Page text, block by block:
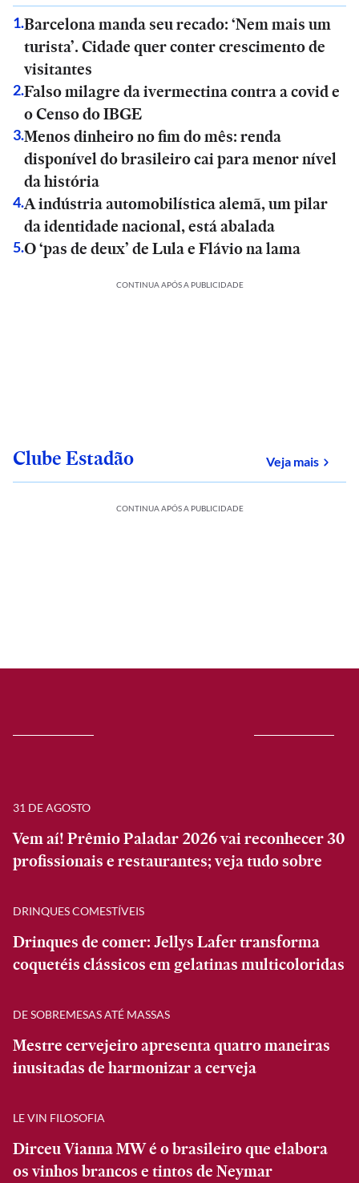
1.Barcelona manda seu recado: ‘Nem mais um
turista’. Cidade quer conter crescimento de
visitantes
2.Falso milagre da ivermectina contra a covid e
o Censo do IBGE
3.Menos dinheiro no fim do mês: renda
disponível do brasileiro cai para menor nível
da história
4.A indústria automobilística alemã, um pilar
da identidade nacional, está abalada
5.O ‘pas de deux’ de Lula e Flávio na lama
CONTINUA APÓS A PUBLICIDADE
Clube Estadão Veja maissobre
CONTINUA APÓS A PUBLICIDADE
31 DE AGOSTO
Vem aí! Prêmio Paladar 2026 vai reconhecer 30
profissionais e restaurantes; veja tudo sobre
DRINQUES COMESTÍVEIS
Drinques de comer: Jellys Lafer transforma
coquetéis clássicos em gelatinas multicoloridas
DE SOBREMESAS ATÉ MASSAS
Mestre cervejeiro apresenta quatro maneiras
inusitadas de harmonizar a cerveja
LE VIN FILOSOFIA
Dirceu Vianna MW é o brasileiro que elabora
os vinhos brancos e tintos de Neymar